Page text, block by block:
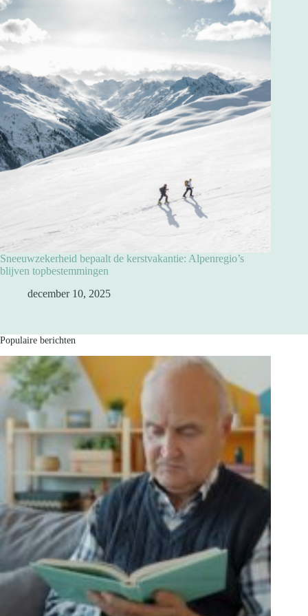
Sneeuwzekerheid bepaalt de kerstvakantie: Alpenregio’s
blijven topbestemmingen
december 10, 2025
Populaire berichten